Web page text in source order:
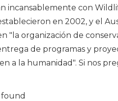
incansablemente con
en 2002, y el
"la organización de
de programas y
a la humanidad". Si nos
8,2026